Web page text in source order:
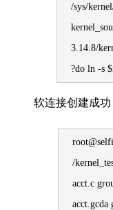
/sys/
3.14.8/
?do ln -s
软连接创建成功
/
acct.c
acct.gcda